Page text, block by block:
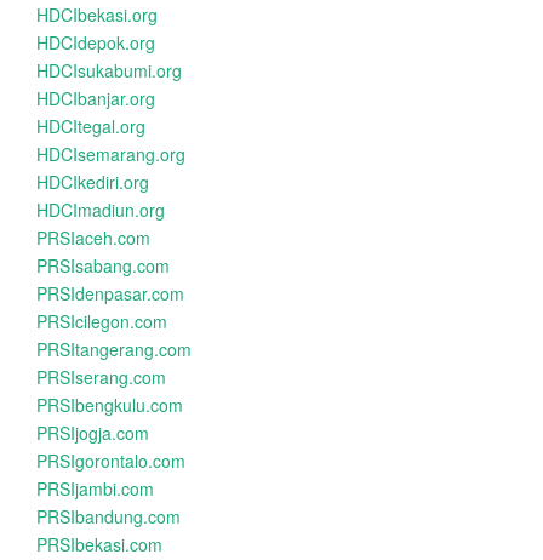
HDCIbekasi.org
HDCIdepok.org
HDCIsukabumi.org
HDCIbanjar.org
HDCItegal.org
HDCIsemarang.org
HDCIkediri.org
HDCImadiun.org
PRSIaceh.com
PRSIsabang.com
PRSIdenpasar.com
PRSIcilegon.com
PRSItangerang.com
PRSIserang.com
PRSIbengkulu.com
PRSIjogja.com
PRSIgorontalo.com
PRSIjambi.com
PRSIbandung.com
PRSIbekasi.com